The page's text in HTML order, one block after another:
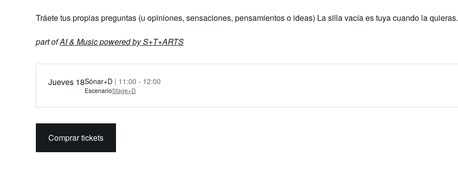
Tráete tus propias preguntas (u opiniones, sensaciones, pensamientos o ideas) La silla vacía es tuya cuando la quieras.
part ofAI & Music powered by S+T+ARTS
Jueves 18Sónar+D | 11:00 - 12:00
EscenarioStage+D
Comprar tickets